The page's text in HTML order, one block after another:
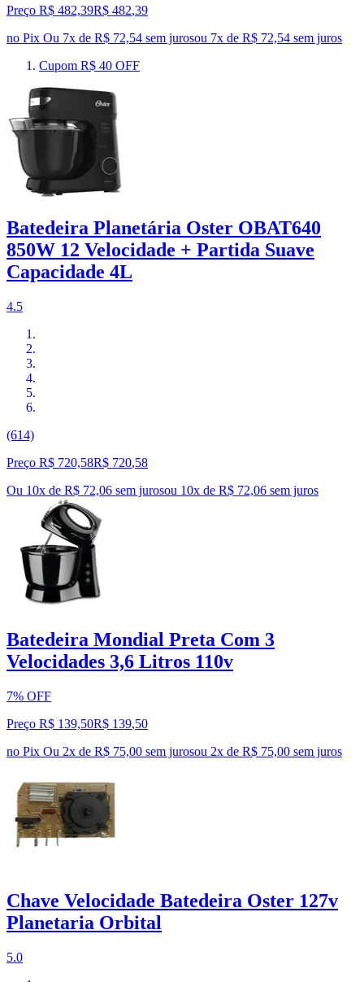
Preço R$ 482,39R$ 482,39
no Pix Ou 7x de R$ 72,54 sem jurosou 7x de R$ 72,54 sem juros
Cupom R$ 40 OFF
Batedeira Planetária Oster OBAT640
850W 12 Velocidade + Partida Suave
Capacidade 4L
4.5
(614)
Preço R$ 720,58R$ 720,58
Ou 10x de R$ 72,06 sem jurosou 10x de R$ 72,06 sem juros
Batedeira Mondial Preta Com 3
Velocidades 3,6 Litros 110v
7% OFF
Preço R$ 139,50R$ 139,50
no Pix Ou 2x de R$ 75,00 sem jurosou 2x de R$ 75,00 sem juros
Chave Velocidade Batedeira Oster 127v
Planetaria Orbital
5.0